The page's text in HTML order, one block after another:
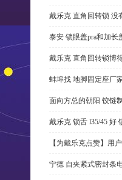
戴乐克 直角回转锁 没
泰安 锁眼盖pra和加
戴乐克 直角回转锁博
蚌埠找 地脚固定座厂
面向方总的朝阳 铰链
戴乐克 锁舌 l35/45 好
【为戴乐克点赞】用
宁德 自夹紧式密封条